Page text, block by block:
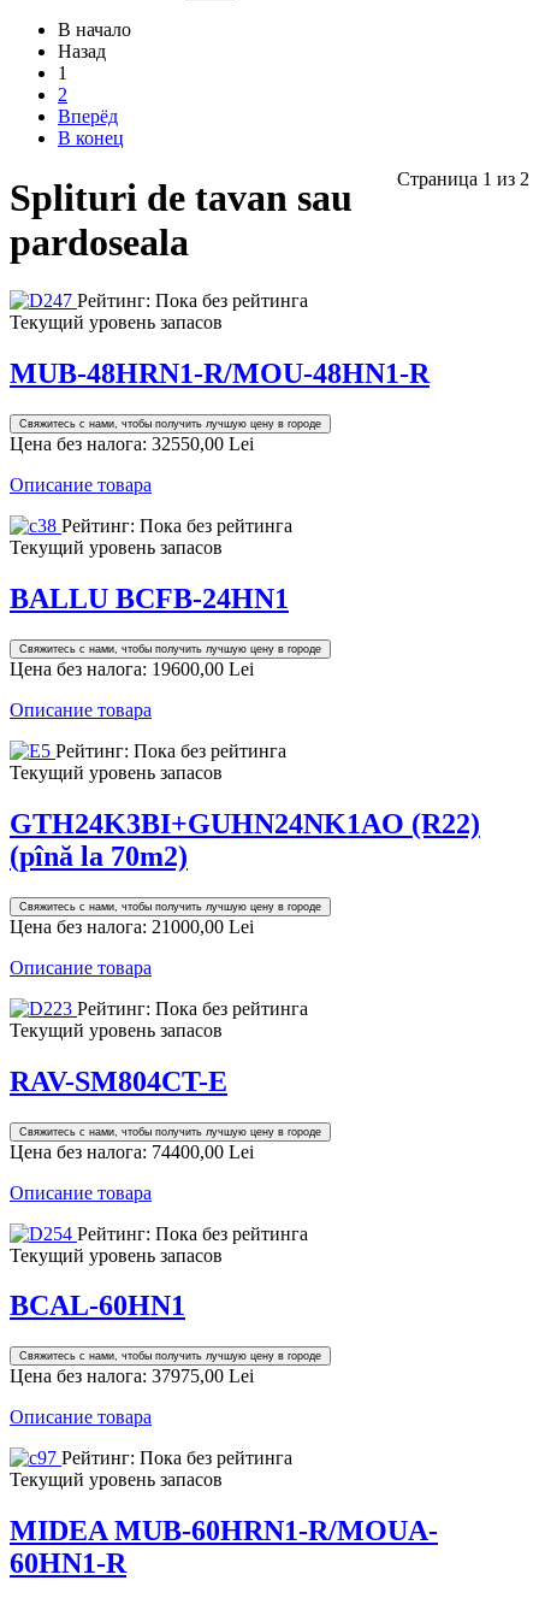
В начало
Назад
1
2
Вперёд
В конец
Страница 1 из 2
Splituri de tavan sau
pardoseala
Рейтинг: Пока без рейтинга
Текущий уровень запасов
MUB-48HRN1-R/MOU-48HN1-R
Свяжитесь с нами, чтобы получить лучшую цену в городе
Цена без налога: 32550,00 Lei
Описание товара
Рейтинг: Пока без рейтинга
Текущий уровень запасов
BALLU BCFB-24HN1
Свяжитесь с нами, чтобы получить лучшую цену в городе
Цена без налога: 19600,00 Lei
Описание товара
Рейтинг: Пока без рейтинга
Текущий уровень запасов
GTH24K3BI+GUHN24NK1AO (R22)
(pînă la 70m2)
Свяжитесь с нами, чтобы получить лучшую цену в городе
Цена без налога: 21000,00 Lei
Описание товара
Рейтинг: Пока без рейтинга
Текущий уровень запасов
RAV-SM804CT-E
Свяжитесь с нами, чтобы получить лучшую цену в городе
Цена без налога: 74400,00 Lei
Описание товара
Рейтинг: Пока без рейтинга
Текущий уровень запасов
BCAL-60HN1
Свяжитесь с нами, чтобы получить лучшую цену в городе
Цена без налога: 37975,00 Lei
Описание товара
Рейтинг: Пока без рейтинга
Текущий уровень запасов
MIDEA MUB-60HRN1-R/MOUA-
60HN1-R